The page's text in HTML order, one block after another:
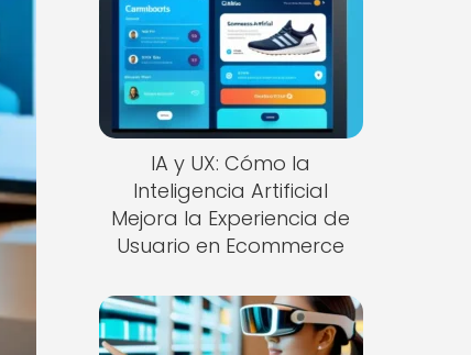
IA y UX: Cómo la
Inteligencia Artificial
Mejora la Experiencia de
Usuario en Ecommerce